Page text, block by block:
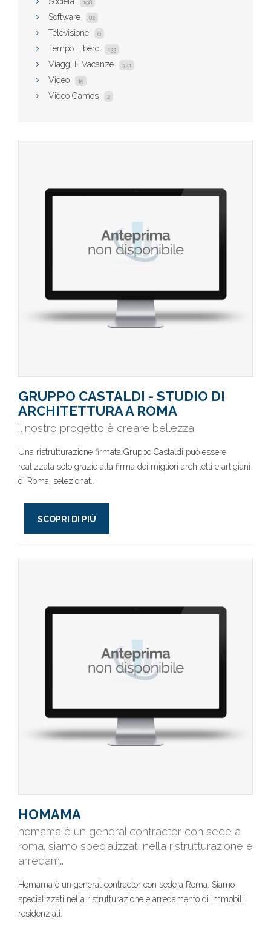
198
Software 82
Televisione 6
Tempo Libero 133
Viaggi E Vacanze 341
Video 15
Video Games 2
GRUPPO CASTALDI - STUDIO DI
ARCHITETTURA A ROMA
il nostro progetto è creare bellezza
Una ristrutturazione firmata Gruppo Castaldi può essere
realizzata solo grazie alla firma dei migliori architetti e artigiani
di Roma, selezionat..
SCOPRI DI PIÙ
HOMAMA
homama è un general contractor con sede a
roma. siamo specializzati nella ristrutturazione e
arredam..
Homama è un general contractor con sede a Roma. Siamo
specializzati nella ristrutturazione e arredamento di immobili
residenziali.